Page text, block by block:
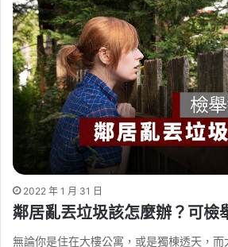
2022 年 1 月 31 日
鄰居亂丟垃圾該怎麼辦？可檢
無論你是住在大樓公寓，或是獨棟透天，而